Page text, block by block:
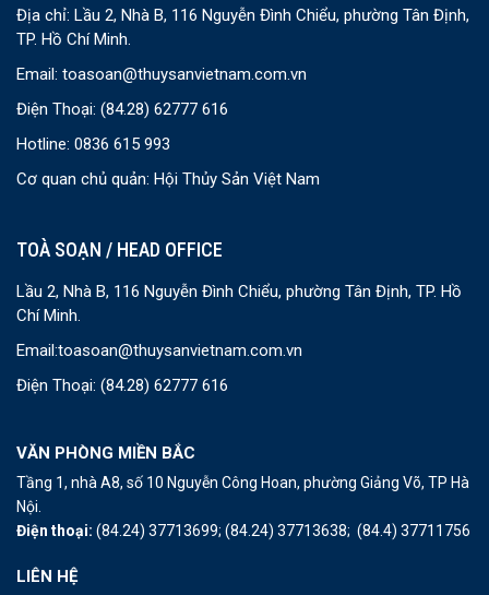
Địa chỉ: Lầu 2, Nhà B, 116 Nguyễn Đình Chiểu, phường Tân Định,
TP. Hồ Chí Minh.
Email: toasoan@thuysanvietnam.com.vn
Điện Thoại: (84.28) 62777 616
Hotline: 0836 615 993
Cơ quan chủ quản: Hội Thủy Sản Việt Nam
TOÀ SOẠN / HEAD OFFICE
Lầu 2, Nhà B, 116 Nguyễn Đình Chiểu, phường Tân Định, TP. Hồ
Chí Minh.
Email:toasoan@thuysanvietnam.com.vn
Điện Thoại: (84.28) 62777 616
VĂN PHÒNG MIỀN BẮC
Tầng 1, nhà A8, số 10 Nguyễn Công Hoan, phường Giảng Võ, TP Hà
Nội.
Điện thoại: (84.24) 37713699; (84.24) 37713638; (84.4) 37711756
LIÊN HỆ